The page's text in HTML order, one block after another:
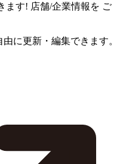
ます! 店舗/企業情報を ご
に更新・編集できます。